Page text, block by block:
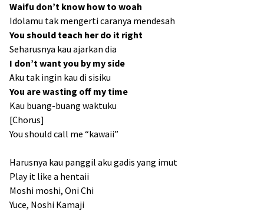
Waifu don’t know how to woah
Idolamu tak mengerti caranya mendesah
You should teach her do it right
Seharusnya kau ajarkan dia
I don’t want you by my side
Aku tak ingin kau di sisiku
You are wasting off my time
Kau buang-buang waktuku
[Chorus]
You should call me “kawaii”
Harusnya kau panggil aku gadis yang imut
Play it like a hentaii
Moshi moshi, Oni Chi
Yuce, Noshi Kamaji